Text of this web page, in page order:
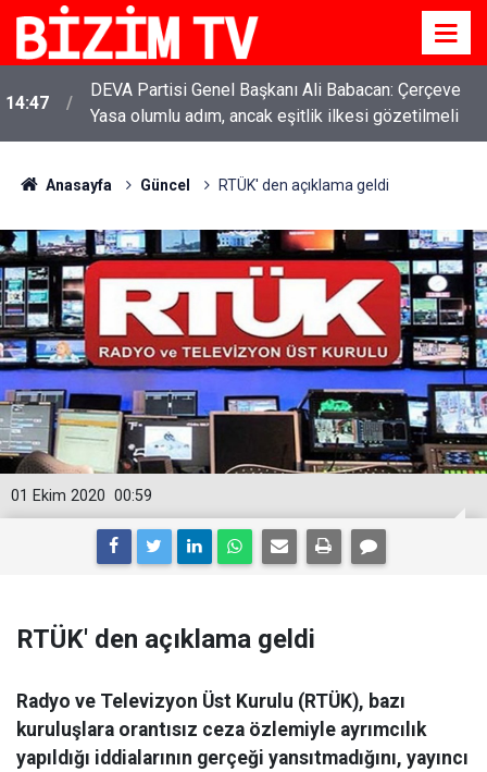
14:47
DEVA Partisi Genel Başkanı Ali Babacan: Çerçeve
Yasa olumlu adım, ancak eşitlik ilkesi gözetilmeli
Anasayfa Güncel RTÜK' den açıklama geldi
00:59
01 Ekim 2020
RTÜK' den açıklama geldi
Radyo ve Televizyon Üst Kurulu (RTÜK), bazı
kuruluşlara orantısız ceza özlemiyle ayrımcılık
yapıldığı iddialarının gerçeği yansıtmadığını, yayıncı